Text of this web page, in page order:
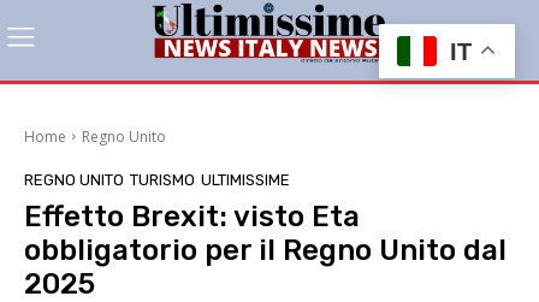
Home Regno Unito
REGNO UNITO TURISMO ULTIMISSIME
Effetto Brexit: visto Eta
obbligatorio per il Regno Unito dal
2025
IT